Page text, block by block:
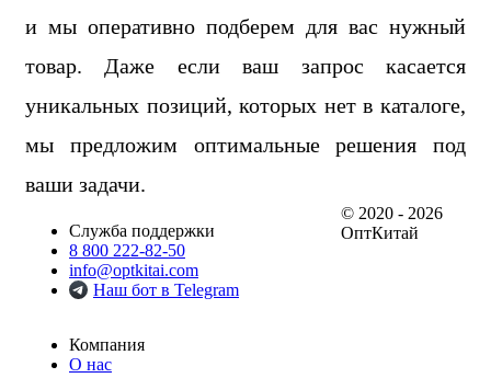
и мы оперативно подберем для вас нужный
товар. Даже если ваш запрос касается
уникальных позиций, которых нет в каталоге,
мы предложим оптимальные решения под
ваши задачи.
Служба поддержки
8 800 222-82-50
info@optkitai.com
Наш бот в Telegram
Компания
О нас
© 2020 - 2026
ОптКитай